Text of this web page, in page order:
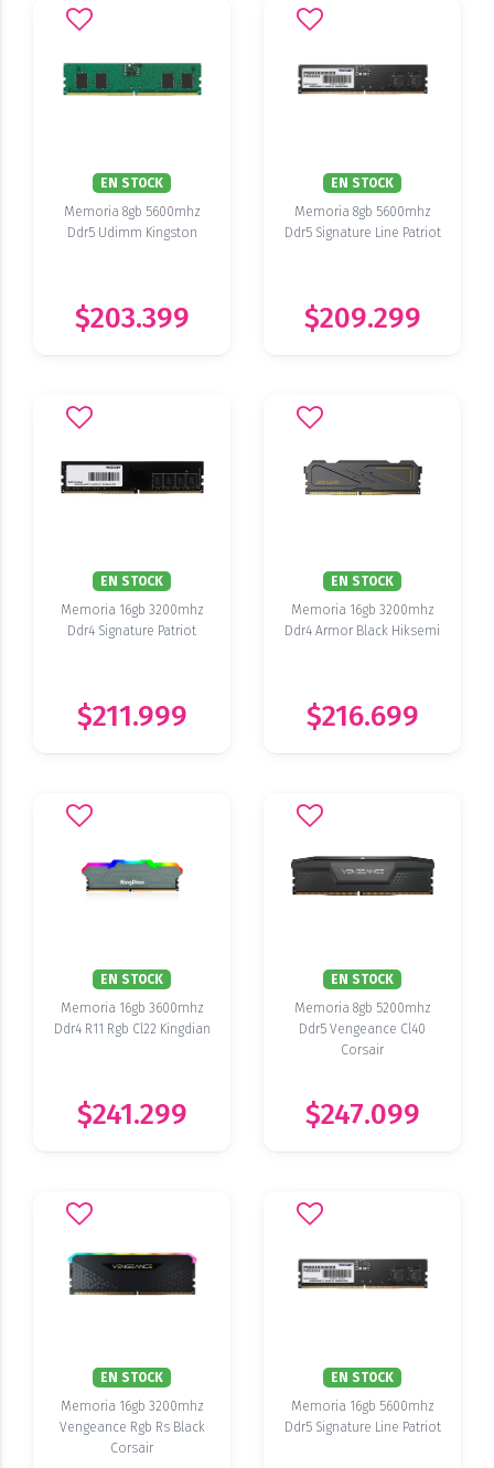
EN STOCK
Memoria 8gb 5600mhz
Ddr5 Udimm Kingston
$203.399
EN STOCK
Memoria 8gb 5600mhz
Ddr5 Signature Line Patriot
$209.299
EN STOCK
Memoria 16gb 3200mhz
Ddr4 Signature Patriot
$211.999
EN STOCK
Memoria 16gb 3200mhz
Ddr4 Armor Black Hiksemi
$216.699
EN STOCK
Memoria 16gb 3600mhz
Ddr4 R11 Rgb Cl22 Kingdian
$241.299
EN STOCK
Memoria 8gb 5200mhz
Ddr5 Vengeance Cl40
Corsair
$247.099
EN STOCK
Memoria 16gb 3200mhz
Vengeance Rgb Rs Black
Corsair
EN STOCK
Memoria 16gb 5600mhz
Ddr5 Signature Line Patriot